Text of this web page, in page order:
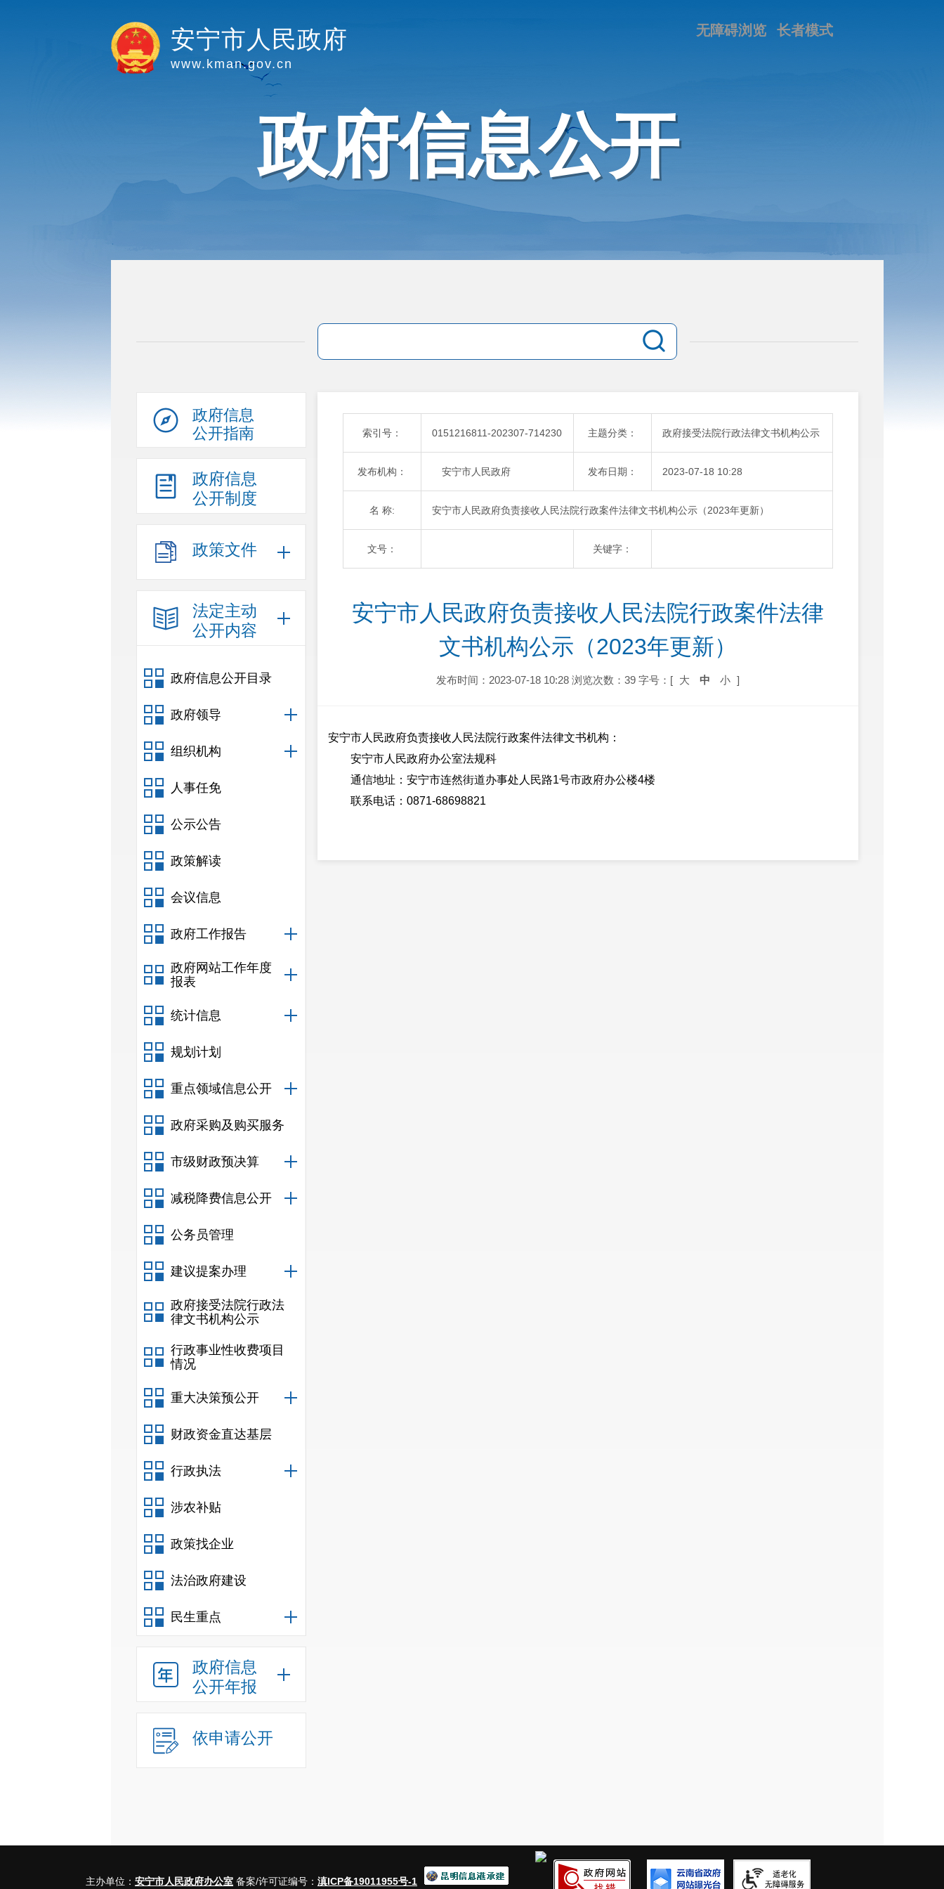
长者模式
无障碍浏览
安宁市人民政府
www.kman.gov.cn
政府信息公开
政府信息
公开指南
政府信息
公开制度
政策文件
法定主动
公开内容
政府信息公开目录
政府领导
组织机构
人事任免
公示公告
政策解读
会议信息
政府工作报告
政府网站工作年度
报表
统计信息
规划计划
重点领域信息公开
政府采购及购买服务
市级财政预决算
减税降费信息公开
公务员管理
建议提案办理
政府接受法院行政法
律文书机构公示
行政事业性收费项目
情况
重大决策预公开
财政资金直达基层
行政执法
涉农补贴
政策找企业
法治政府建设
民生重点
政府信息
公开年报
依申请公开
索引号： 0151216811-202307-714230 主题分类： 政府接受法院行政法律文书机构公示
发布机构： 安宁市人民政府 发布日期： 2023-07-18 10:28
名 称: 安宁市人民政府负责接收人民法院行政案件法律文书机构公示（2023年更新）
文号： 关键字：
安宁市人民政府负责接收人民法院行政案件法律
文书机构公示（2023年更新）
发布时间：2023-07-18 10:28 浏览次数：39 字号：[ 大 中 小 ]
安宁市人民政府负责接收人民法院行政案件法律文书机构：
安宁市人民政府办公室法规科
通信地址：安宁市连然街道办事处人民路1号市政府办公楼4楼
联系电话：0871-68698821
主办单位： 安宁市人民政府办公室 备案/许可证编号： 滇ICP备19011955号-1